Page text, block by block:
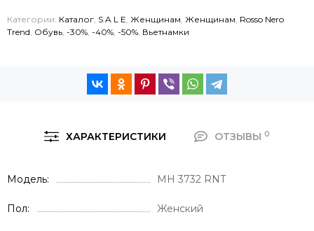
Категории: Каталог, S A L E, Женщинам, Женщинам, Rosso Nero
Trend, Обувь, -30%, -40%, -50%, Вьетнамки
ХАРАКТЕРИСТИКИ ОТЗЫВЫ 0
Модель MH 3732 RNT
Пол Женский